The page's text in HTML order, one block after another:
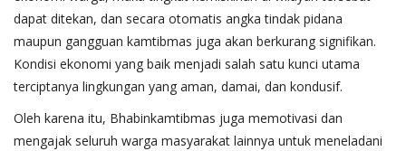
dapat ditekan, dan secara otomatis angka tindak pidana
maupun gangguan kamtibmas juga akan berkurang signifikan.
Kondisi ekonomi yang baik menjadi salah satu kunci utama
terciptanya lingkungan yang aman, damai, dan kondusif.
Oleh karena itu, Bhabinkamtibmas juga memotivasi dan
mengajak seluruh warga masyarakat lainnya untuk meneladani